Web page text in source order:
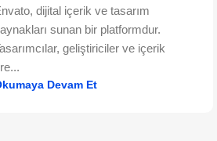
dijital içerik ve tasarım
sunan bir platformdur.
geliştiriciler ve içerik
Devam Et